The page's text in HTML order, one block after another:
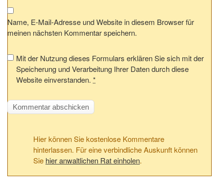
Name, E-Mail-Adresse und Website in diesem Browser für
meinen nächsten Kommentar speichern.
Mit der Nutzung dieses Formulars erklären Sie sich mit der
Speicherung und Verarbeitung Ihrer Daten durch diese
Website einverstanden. *
Hier können Sie kostenlose Kommentare
hinterlassen. Für eine verbindliche Auskunft können
Sie hier anwaltlichen Rat einholen.